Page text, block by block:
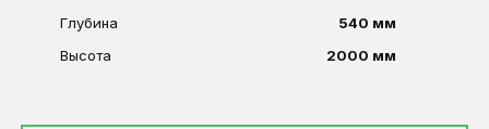
Глубина
540 мм
Высота
2000 мм